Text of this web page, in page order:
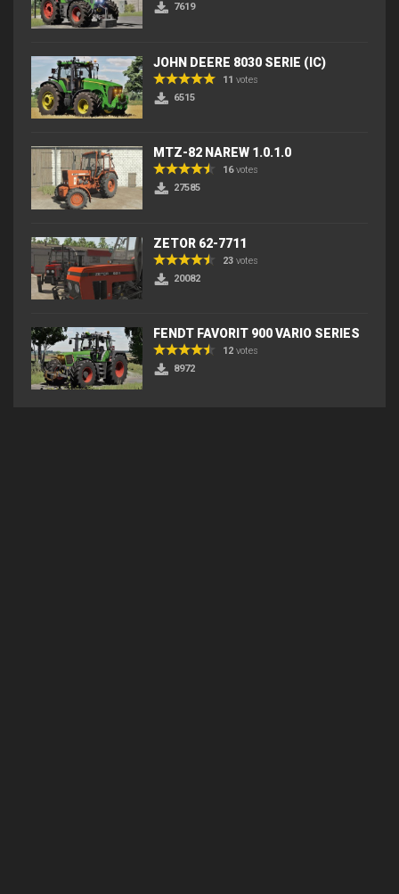
7619
JOHN DEERE 8030 SERIE (IC)
11 votes
6515
MTZ-82 NAREW 1.0.1.0
16votes
27585
ZETOR 62-7711
23 votes
20082
FENDT FAVORIT 900 VARIO SERIES
12 votes
8972